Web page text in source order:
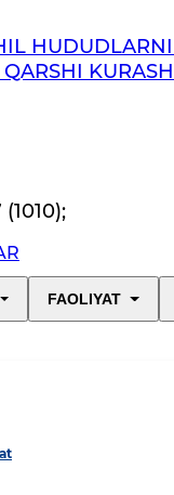
HUDUDLARNI
;
FAOLIYAT